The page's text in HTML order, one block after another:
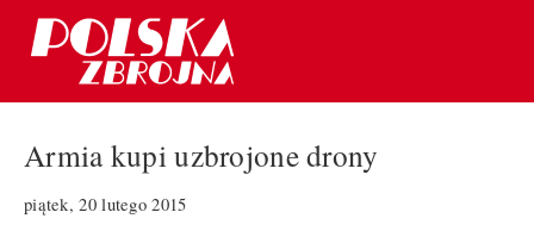
Armia kupi uzbrojone drony
piątek, 20 lutego 2015